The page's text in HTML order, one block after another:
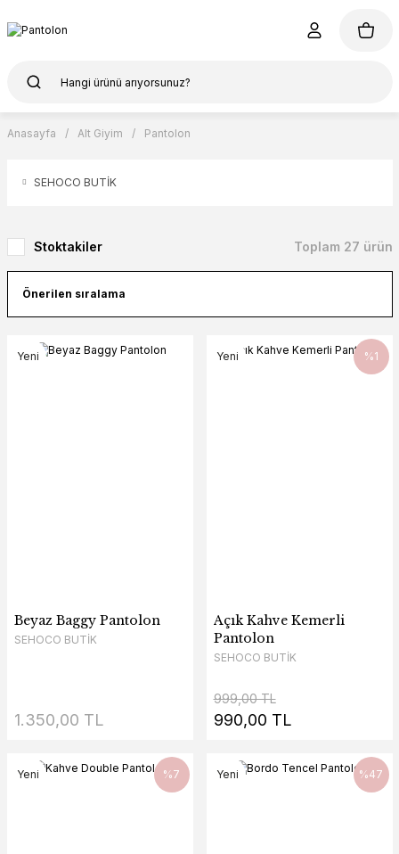
Anasayfa Alt Giyim Pantolon
SEHOCO BUTİK
Stoktakiler Toplam 27 ürün
Yeni
Beyaz Baggy Pantolon
SEHOCO BUTİK
1.350,00 TL
%1
Yeni
Açık Kahve Kemerli
Pantolon
SEHOCO BUTİK
999,00 TL
990,00 TL
%7
Yeni %47
Yeni